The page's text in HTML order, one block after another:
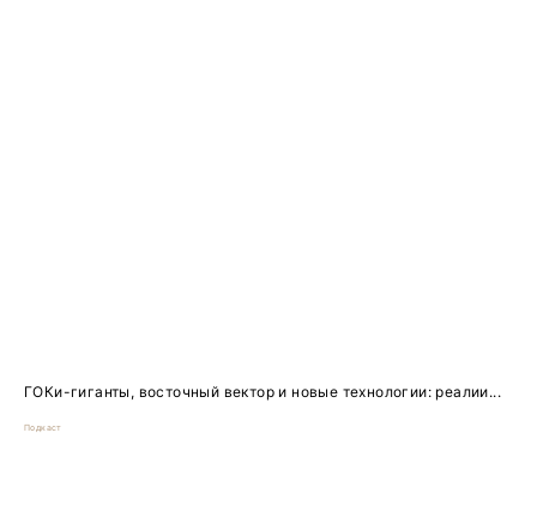
ГОКи-гиганты, восточный вектор и новые технологии: реалии...
Подкаст